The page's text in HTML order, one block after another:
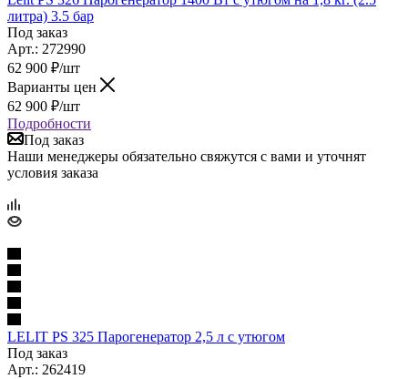
литра) 3.5 бар
Под заказ
Арт.: 272990
62 900 ₽/шт
Варианты цен
62 900 ₽/шт
Подробности
Под заказ
Наши менеджеры обязательно свяжутся с вами и уточнят
условия заказа
LELIT PS 325 Парогенератор 2,5 л с утюгом
Под заказ
Арт.: 262419